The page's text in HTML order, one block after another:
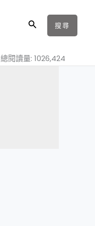
搜
搜尋
總閱讀量: 1026,424